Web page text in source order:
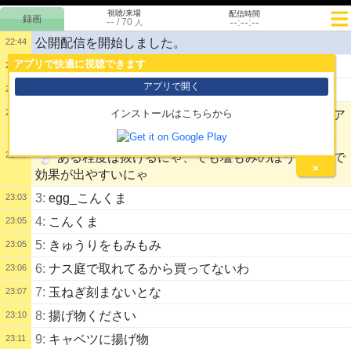
アプリで快適に視聴できます
アプリで開く
インストールはこちらから
×
視聴/来場
-- /70人
配信時間
--:--:--
22:44 公開配信を開始しました。
22:46 1:くまさん〜〜〜
22:47 まだ一睡もしてない中学2年女子です
22:50
塩を軽くふって板ずりし、少し置いて水で洗うとア
クが抜けるにゃ
22:50
ある程度は抜けるにゃ、でも塩もみのほうが手軽で
効果が出やすいにゃ
23:03 3: egg_こんくま
23:05 4: こんくま
23:05 5: きゅうりをもみもみ
23:06 6: ナス庭で取れてるから買ってないわ
23:07 7: 玉ねぎ刻まないとな
23:10 8: 揚げ物ください
23:11 9: キャベツに揚げ物